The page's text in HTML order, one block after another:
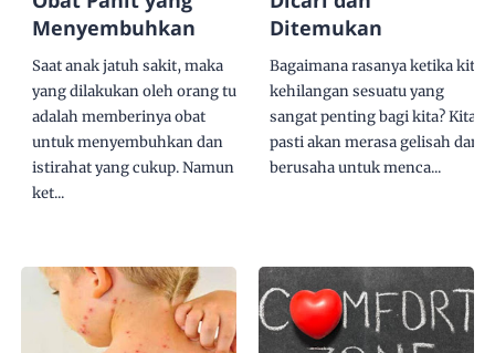
Menyembuhkan
Saat anak jatuh sakit, maka
yang dilakukan oleh orang tua
adalah memberinya obat
untuk menyembuhkan dan
istirahat yang cukup. Namun
ket...
Ditemukan
Bagaimana rasanya ketika kita
kehilangan sesuatu yang
sangat penting bagi kita? Kita
pasti akan merasa gelisah dan
berusaha untuk menca...